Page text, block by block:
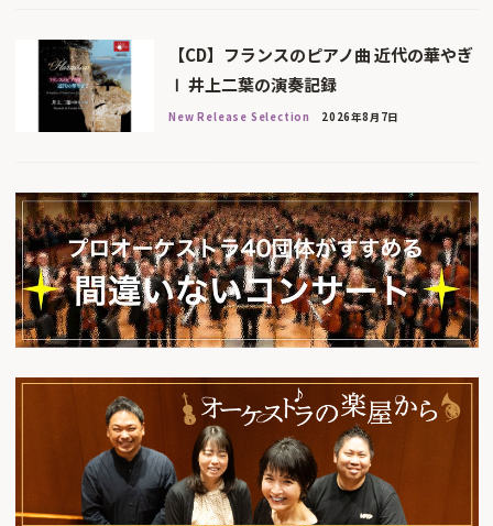
【CD】フランスのピアノ曲 近代の華やぎ
Ⅰ 井上二葉の演奏記録
New Release Selection 2026年8月7日